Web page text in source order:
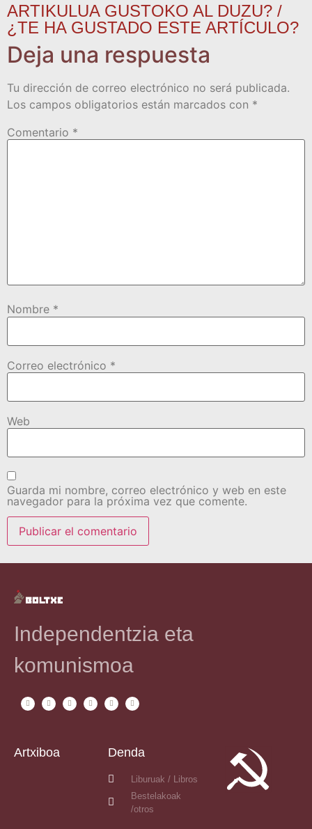
ARTIKULUA GUSTOKO AL DUZU? /
¿TE HA GUSTADO ESTE ARTÍCULO?
Deja una respuesta
Tu dirección de correo electrónico no será publicada.
Los campos obligatorios están marcados con *
Comentario *
Nombre *
Correo electrónico *
Web
Guarda mi nombre, correo electrónico y web en este
navegador para la próxima vez que comente.
Independentzia eta
komunismoa
Artxiboa Denda
Liburuak / Libros
Bestelakoak
/otros